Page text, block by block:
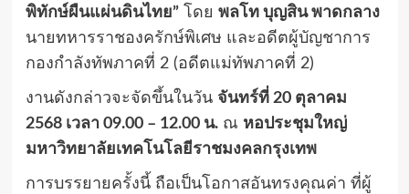
พิทักษ์ผืนแผ่นดินไทย”โดย พลโท บุญสิน พาดกลาง
นายทหารราชองครักษ์พิเศษ และอดีตผู้บัญชาการ
กองกำลังทัพภาคที่ 2 (อดีตแม่ทัพภาคที่ 2)
งานดังกล่าวจะจัดขึ้นในวัน จันทร์ที่ 20 ตุลาคม
2568 เวลา 09.00 – 12.00 น.ณ หอประชุมใหญ่
มหาวิทยาลัยเทคโนโลยีราชมงคลกรุงเทพ
การบรรยายครั้งนี้ ถือเป็นโอกาสอันทรงคุณค่า ที่ผู้